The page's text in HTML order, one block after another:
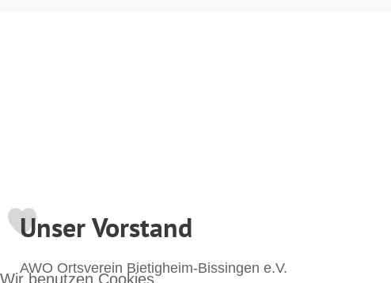
Unser Vorstand
AWO Ortsverein Bietigheim-Bissingen e.V.
Wir benutzen Cookies